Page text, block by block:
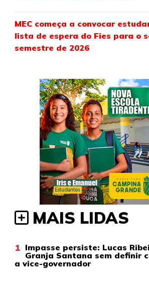
MEC começa a convocar
lista de espera do Fies para o
semestre de 2026
MAIS LIDAS
1 Impasse persiste: Lucas
Granja Santana sem definir
a vice-governador